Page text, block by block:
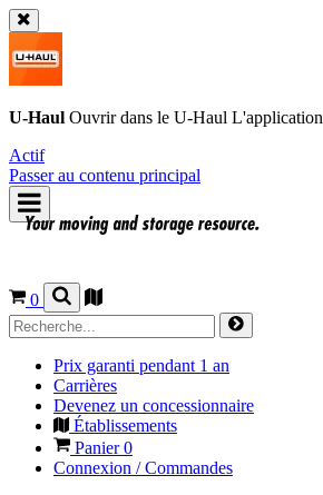
U-Haul Ouvrir dans le U-Haul L'application
Actif
Passer au contenu principal
0
Prix garanti pendant 1 an
Carrières
Devenez un concessionnaire
Établissements
Panier0
Connexion / Commandes